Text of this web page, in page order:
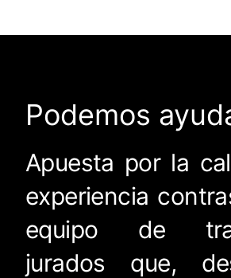
Podemos
Apuesta por la
experiencia
equipo de
jurados que,